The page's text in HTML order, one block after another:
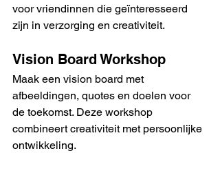
voor vriendinnen die geïnteresseerd
zijn in verzorging en creativiteit.
Vision Board Workshop
Maak een vision board met
afbeeldingen, quotes en doelen voor
de toekomst. Deze workshop
combineert creativiteit met persoonlijke
ontwikkeling.